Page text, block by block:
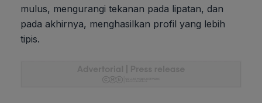
mulus, mengurangi tekanan pada lipatan, dan
pada akhirnya, menghasilkan profil yang lebih
tipis.